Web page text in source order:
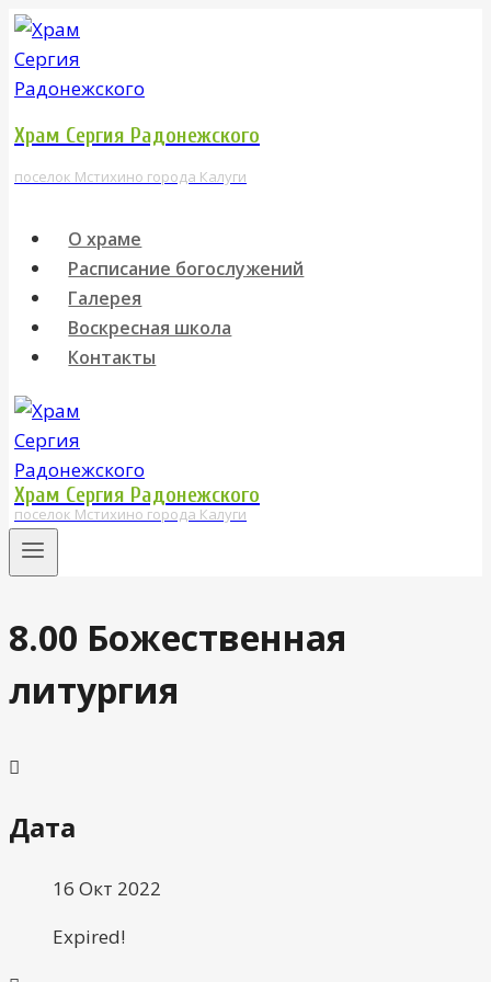
Перейти
к
содержимому
Храм Сергия Радонежского
поселок Мстихино города Калуги
О храме
Расписание богослужений
Галерея
Воскресная школа
Контакты
Храм Сергия Радонежского
поселок Мстихино города Калуги
8.00 Божественная
литургия
Дата
16 Окт 2022
Expired!